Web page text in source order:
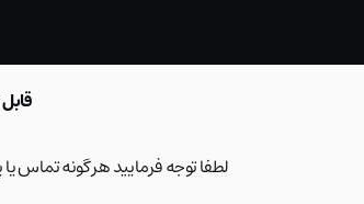
لطفا توجه فرمایید هر گونه تماس